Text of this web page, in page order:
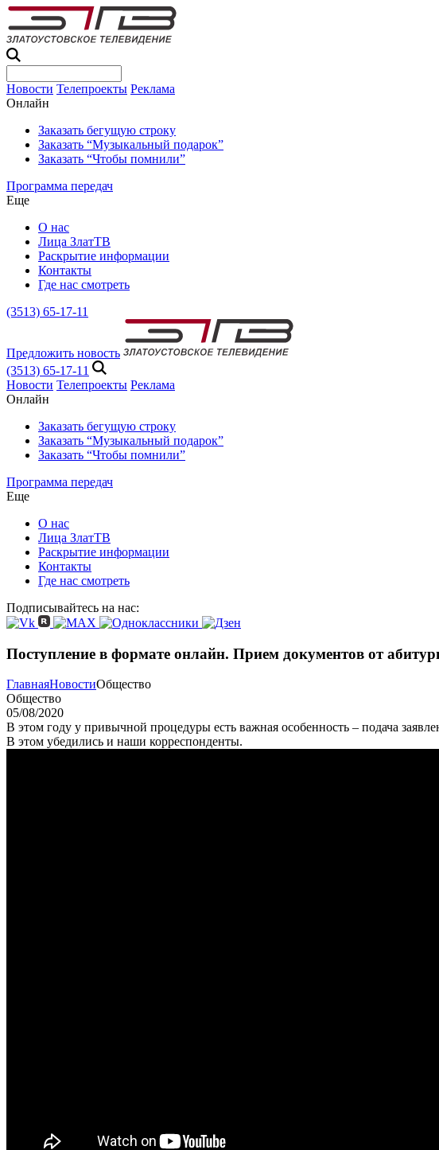
Новости Телепроекты Реклама
Онлайн
Заказать бегущую строку
Заказать “Музыкальный подарок”
Заказать “Чтобы помнили”
Программа передач
Еще
О нас
Лица ЗлатТВ
Раскрытие информации
Контакты
Где нас смотреть
(3513) 65-17-11
Предложить новость
(3513) 65-17-11
Новости Телепроекты Реклама
Онлайн
Заказать бегущую строку
Заказать “Музыкальный подарок”
Заказать “Чтобы помнили”
Программа передач
Еще
О нас
Лица ЗлатТВ
Раскрытие информации
Контакты
Где нас смотреть
Подписывайтесь на нас:
Поступление в формате онлайн. Прием документов от
ГлавнаяНовостиОбщество
Общество
05/08/2020
В этом году у привычной процедуры есть важная особенность – подача
В этом убедились и наши корреспонденты.